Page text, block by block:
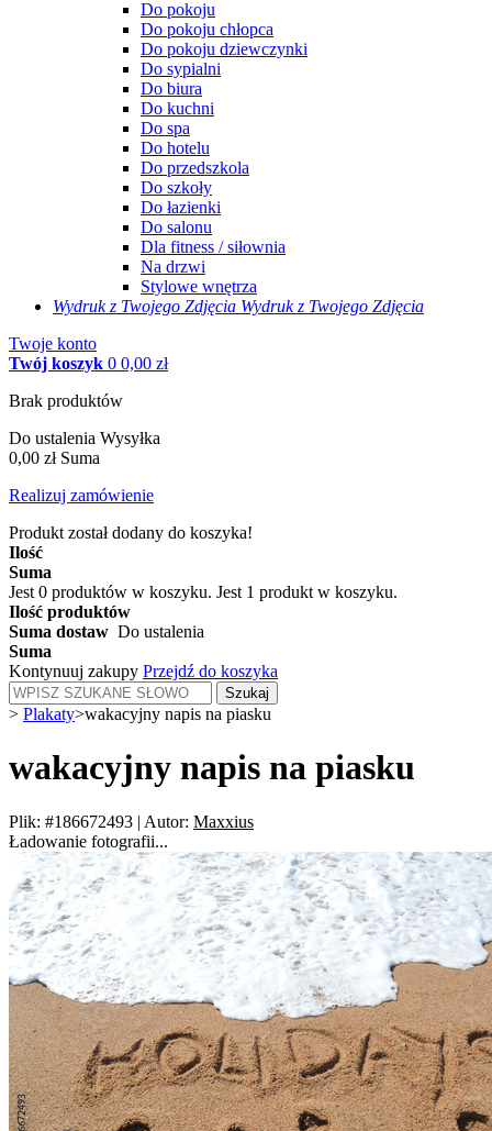
Do pokoju
Do pokoju chłopca
Do pokoju dziewczynki
Do sypialni
Do biura
Do kuchni
Do spa
Do hotelu
Do przedszkola
Do szkoły
Do łazienki
Do salonu
Dla fitness / siłownia
Na drzwi
Stylowe wnętrza
Wydruk z Twojego Zdjęcia Wydruk z Twojego Zdjęcia
Twoje konto
Twój koszyk 0 0,00 zł
Brak produktów
Do ustalenia Wysyłka
0,00 zł Suma
Realizuj zamówienie
Produkt został dodany do koszyka!
Ilość
Suma
Jest 0 produktów w koszyku. Jest 1 produkt w koszyku.
Ilość produktów
Suma dostaw Do ustalenia
Suma
Kontynuuj zakupy Przejdź do koszyka
Szukaj
> Plakaty>wakacyjny napis na piasku
wakacyjny napis na piasku
Plik: #186672493 | Autor: Maxxius
Ładowanie fotografii...